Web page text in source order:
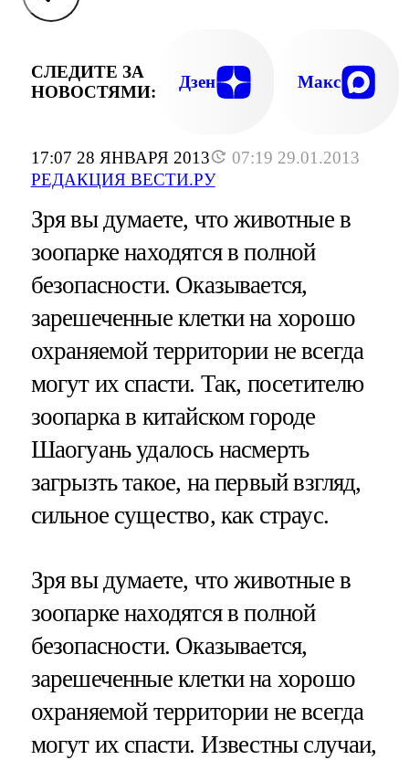
17:07 28 ЯНВАРЯ 2013
07:19 29.01.2013
РЕДАКЦИЯ ВЕСТИ.РУ
СЛЕДИТЕ ЗА
НОВОСТЯМИ:
Дзен Макс
Зря вы думаете, что животные в
зоопарке находятся в полной
безопасности. Оказывается,
зарешеченные клетки на хорошо
охраняемой территории не всегда
могут их спасти. Так, посетителю
зоопарка в китайском городе
Шаогуань удалось насмерть
загрызть такое, на первый взгляд,
сильное существо, как страус.
Зря вы думаете, что животные в
зоопарке находятся в полной
безопасности. Оказывается,
зарешеченные клетки на хорошо
охраняемой территории не всегда
могут их спасти. Известны случаи,